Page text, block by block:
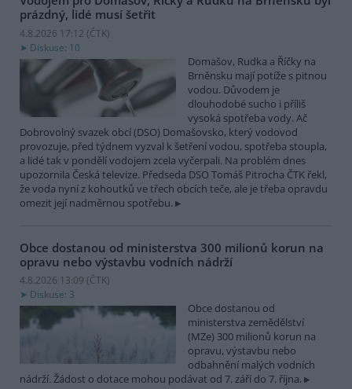
prázdný, lidé musí šetřit
4.8.2026 17:12 (ČTK)
Diskuse: 10
Domašov, Rudka a Říčky na
Brněnsku mají potíže s pitnou
vodou. Důvodem je
dlouhodobé sucho i příliš
vysoká spotřeba vody. Ač
Dobrovolný svazek obcí (DSO) Domašovsko, který vodovod
provozuje, před týdnem vyzval k šetření vodou, spotřeba stoupla,
a lidé tak v pondělí vodojem zcela vyčerpali. Na problém dnes
upozornila Česká televize. Předseda DSO Tomáš Pitrocha ČTK řekl,
že voda nyní z kohoutků ve třech obcích teče, ale je třeba opravdu
omezit její nadměrnou spotřebu.
Obce dostanou od ministerstva 300 milionů korun na
opravu nebo výstavbu vodních nádrží
4.8.2026 13:09 (ČTK)
Diskuse: 3
Obce dostanou od
ministerstva zemědělství
(MZe) 300 milionů korun na
opravu, výstavbu nebo
odbahnění malých vodních
nádrží. Žádost o dotace mohou podávat od 7. září do 7. října.